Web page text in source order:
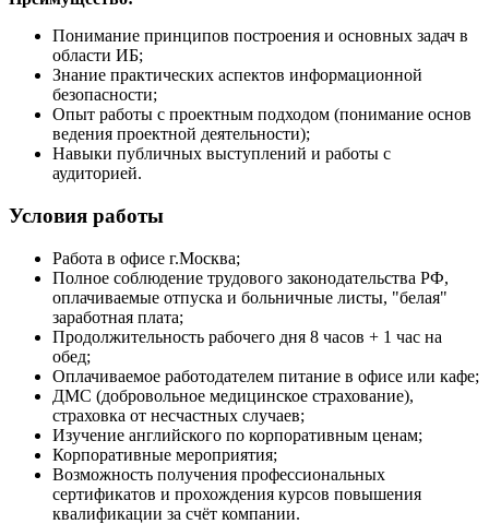
Понимание принципов построения и основных задач в
области ИБ;
Знание практических аспектов информационной
безопасности;
Опыт работы с проектным подходом (понимание основ
ведения проектной деятельности);
Навыки публичных выступлений и работы с
аудиторией.
Условия работы
Работа в офисе г.Москва;
Полное соблюдение трудового законодательства РФ,
оплачиваемые отпуска и больничные листы, "белая"
заработная плата;
Продолжительность рабочего дня 8 часов + 1 час на
обед;
Оплачиваемое работодателем питание в офисе или кафе;
ДМС (добровольное медицинское страхование),
страховка от несчастных случаев;
Изучение английского по корпоративным ценам;
Корпоративные мероприятия;
Возможность получения профессиональных
сертификатов и прохождения курсов повышения
квалификации за счёт компании.